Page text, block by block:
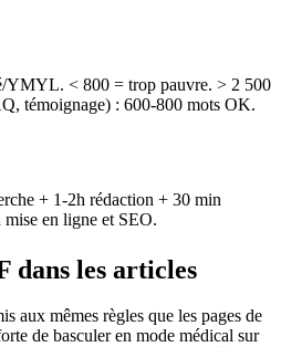
YMYL. < 800 = trop pauvre. > 2 500
témoignage) : 600-800 mots OK.
+ 1-2h rédaction + 30 min
en ligne et SEO.
dans les articles
aux mêmes règles que les pages de
de basculer en mode médical sur